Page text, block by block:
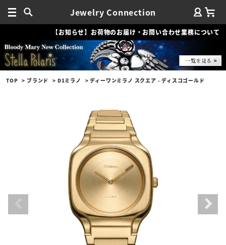
Jewelry Connection
【お知らせ】お荷物のお届け・お問い合わせ業務について
TOP ブランド D1ミラノ ディーワンミラノ スクエア - ディスコゴールド